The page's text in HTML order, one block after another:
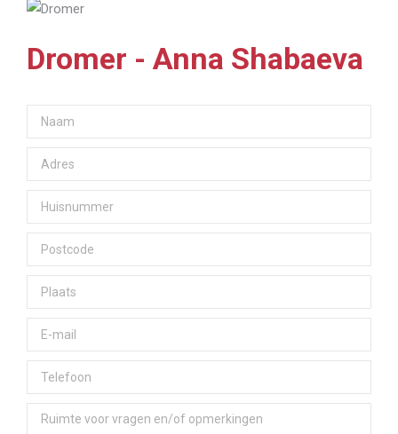
Dromer - Anna Shabaeva